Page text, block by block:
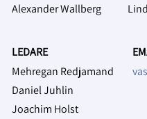
Alexander Wallberg
LEDARE
Mehregan Redjamand
Daniel Juhlin
Joachim Holst